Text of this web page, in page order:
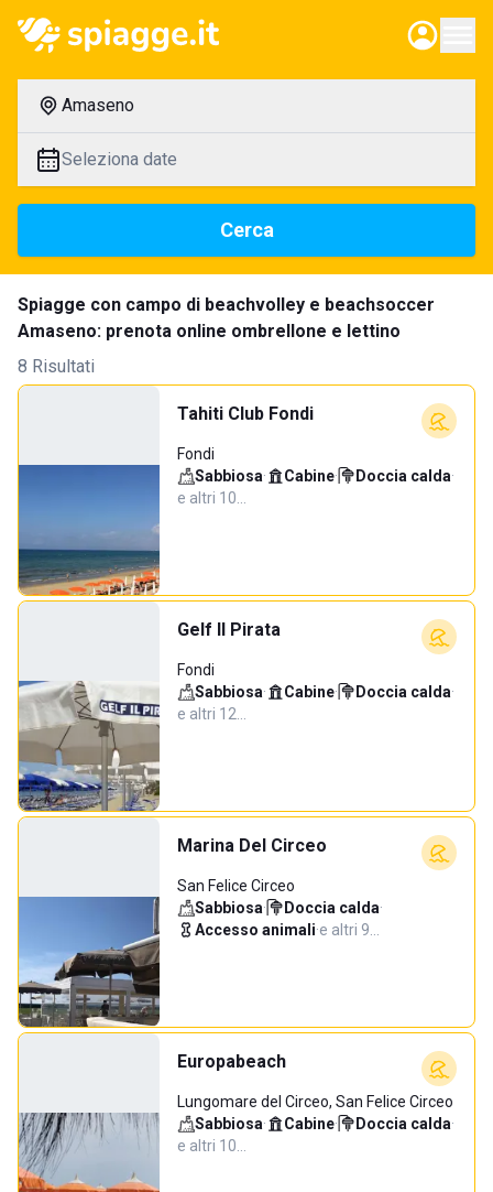
Amaseno
Seleziona date
Cerca
Spiagge con campo di beachvolley e beachsoccer
Amaseno: prenota online ombrellone e lettino
8 Risultati
Tahiti Club Fondi
Fondi
Sabbiosa· Cabine· Doccia calda·
e altri 10…
Gelf Il Pirata
Fondi
Sabbiosa· Cabine· Doccia calda·
e altri 12…
Marina Del Circeo
San Felice Circeo
Sabbiosa· Doccia calda·
Accesso animali·e altri 9…
Europabeach
Lungomare del Circeo, San Felice Circeo
Sabbiosa· Cabine· Doccia calda·
e altri 10…